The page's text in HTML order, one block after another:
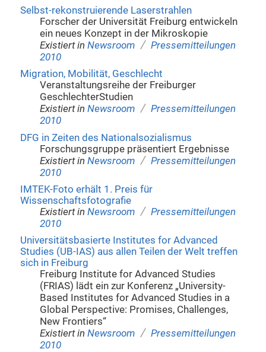
Selbst-rekonstruierende Laserstrahlen
Forscher der Universität Freiburg entwickeln
ein neues Konzept in der Mikroskopie
Existiert in Newsroom / Pressemitteilungen
2010
Migration, Mobilität, Geschlecht
Veranstaltungsreihe der Freiburger
GeschlechterStudien
Existiert in Newsroom / Pressemitteilungen
2010
DFG in Zeiten des Nationalsozialismus
Forschungsgruppe präsentiert Ergebnisse
Existiert in Newsroom / Pressemitteilungen
2010
IMTEK-Foto erhält 1. Preis für
Wissenschaftsfotografie
Existiert in Newsroom / Pressemitteilungen
2010
Universitätsbasierte Institutes for Advanced
Studies (UB-IAS) aus allen Teilen der Welt treffen
sich in Freiburg
Freiburg Institute for Advanced Studies
(FRIAS) lädt ein zur Konferenz „University-
Based Institutes for Advanced Studies in a
Global Perspective: Promises, Challenges,
New Frontiers“
Existiert in Newsroom / Pressemitteilungen
2010